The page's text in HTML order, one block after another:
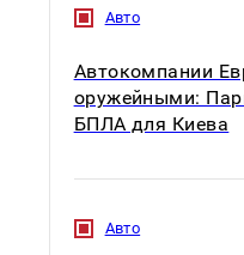
Авто
Автокомпании
оружейными:
БПЛА для Киева
Авто